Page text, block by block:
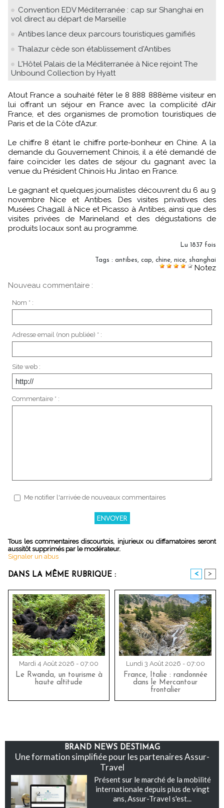
Convention EDV Méditerranée : cap sur Shanghai en
vol direct au départ de Marseille
Antibes lance deux parcours touristiques gamifiés
Thalazur cède son établissement d'Antibes
L'Hôtel Palais de la Méditerranée à Nice rejoint The
Unbound Collection by Hyatt
Atout France a souhaité fêter le 8 888 888ème visiteur en
lui offrant un séjour en France avec la complicité d’Air
France, et des organismes de promotion touristiques de
Paris et de la Côte d’Azur.
Le chiffre 8 étant le chiffre porte-bonheur en Chine. A la
demande du Gouvernement Chinois, il a été demandé de
faire coïncider les dates de séjour du gagnant avec la
venue du Président Chinois Hu Jintao en France.
Le gagnant et quelques journalistes découvrent du 6 au 9
novembre Nice et Antibes. Des visites privatives des
Musées Chagall à Nice et Picasso à Antibes, ainsi que des
visites privées de Marineland et des dégustations de
produits locaux sont au programme.
Lu 1837 fois
Tags : antibes cap chine nice shanghai
Notez
Nouveau commentaire :
Nom * :
Adresse email (non publiée) * :
Site web :
Commentaire * :
Me notifier l'arrivée de nouveaux commentaires
Tous les commentaires discourtois, injurieux ou diffamatoires seront
aussitôt supprimés par le modérateur.
Signaler un abus
DANS LA MÊME RUBRIQUE : < >
Mardi 4 Août 2026 - 07:00
Le Rwanda, un tourisme à
haute altitude
Lundi 3 Août 2026 - 07:00
France, Italie : randonnée
dans le Mercantour
frontalier
BRAND NEWS DESTIMAG
Une formation simplifiée pour les partenaires Assur-
Travel
Présent sur le marché de la mobilité
internationale depuis plus de vingt
ans, Assur-Travel s'est...